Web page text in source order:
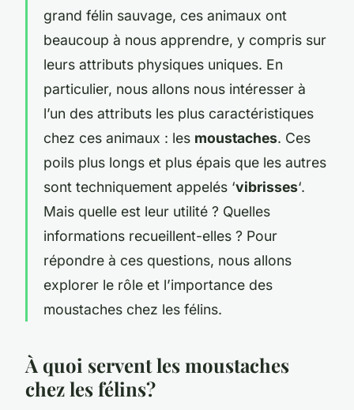
grand félin sauvage, ces animaux ont
beaucoup à nous apprendre, y compris sur
leurs attributs physiques uniques. En
particulier, nous allons nous intéresser à
l’un des attributs les plus caractéristiques
chez ces animaux : les moustaches. Ces
poils plus longs et plus épais que les autres
sont techniquement appelés ‘vibrisses‘.
Mais quelle est leur utilité ? Quelles
informations recueillent-elles ? Pour
répondre à ces questions, nous allons
explorer le rôle et l’importance des
moustaches chez les félins.
À quoi servent les moustaches
chez les félins?